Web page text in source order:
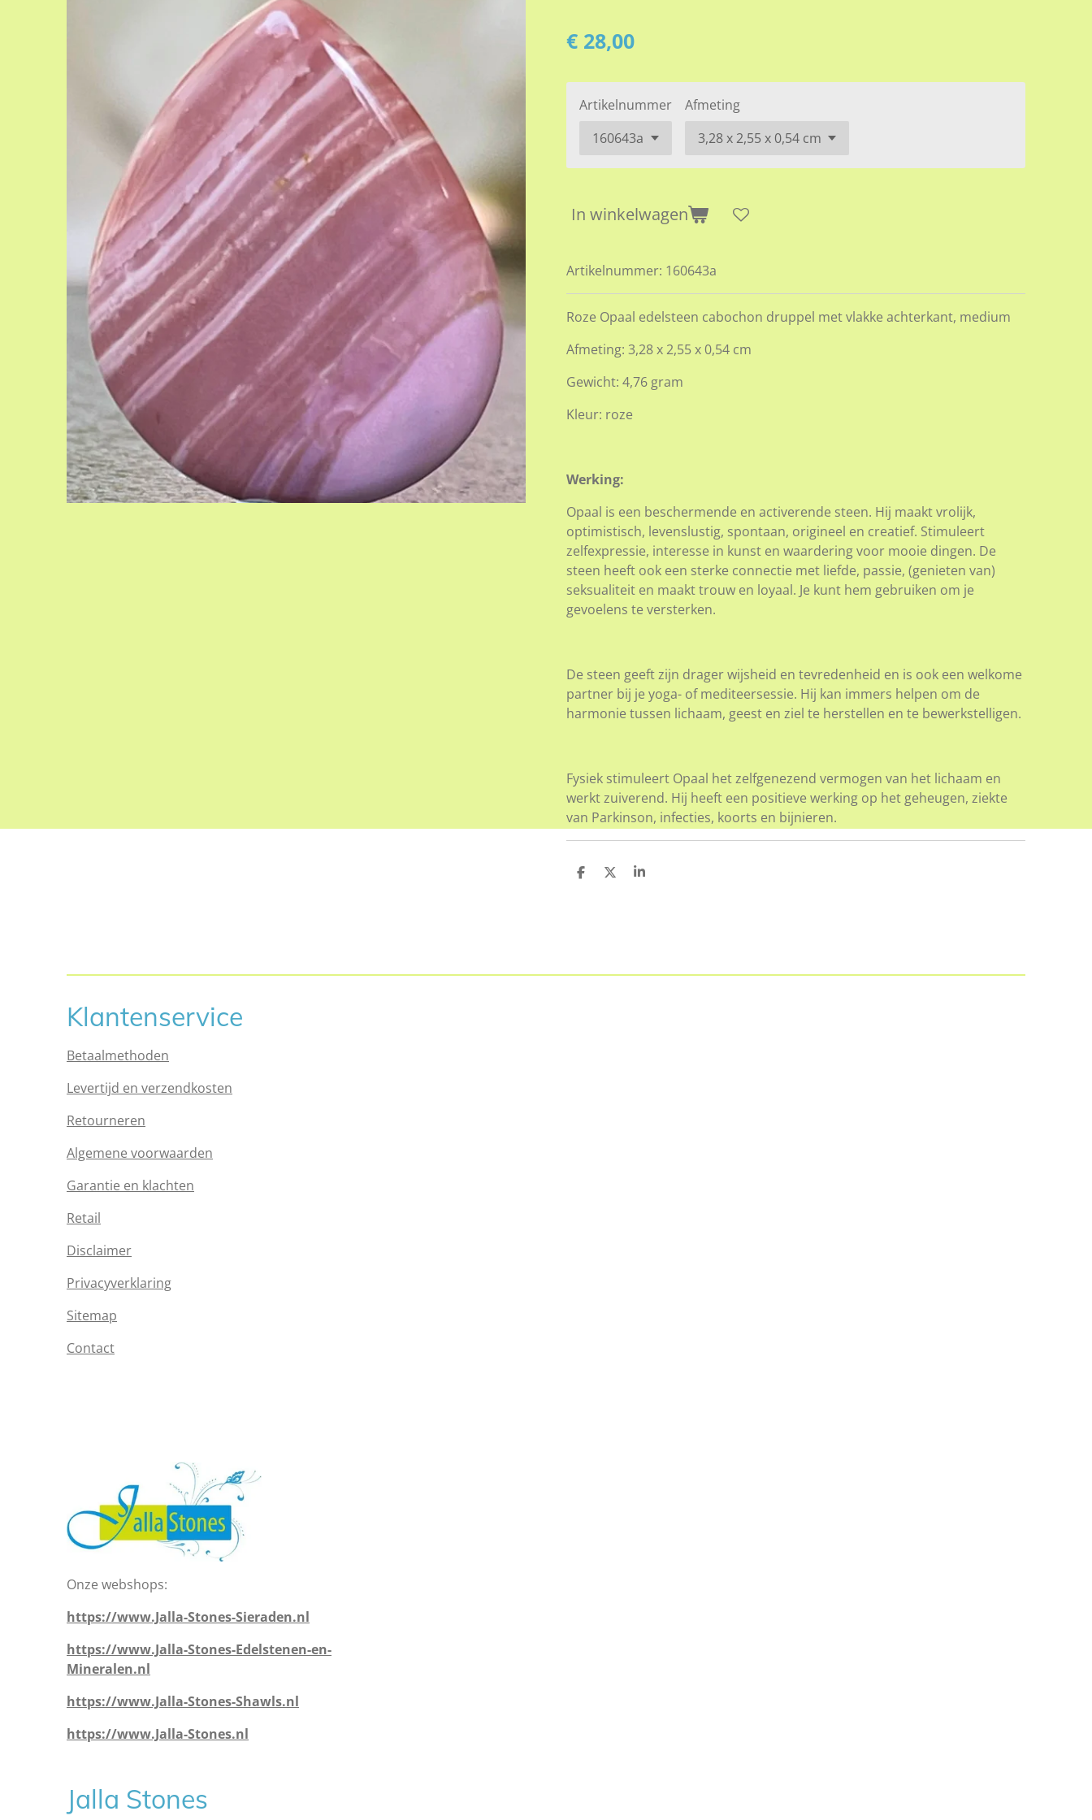
€ 28,00
Artikelnummer Afmeting
In winkelwagen
Artikelnummer: 160643a
Roze Opaal edelsteen cabochon druppel met vlakke achterkant, medium
Afmeting: 3,28 x 2,55 x 0,54 cm
Gewicht: 4,76 gram
Kleur: roze
Werking:
Opaal is een beschermende en activerende steen. Hij maakt vrolijk,
optimistisch, levenslustig, spontaan, origineel en creatief. Stimuleert
zelfexpressie, interesse in kunst en waardering voor mooie dingen. De
steen heeft ook een sterke connectie met liefde, passie, (genieten van)
seksualiteit en maakt trouw en loyaal. Je kunt hem gebruiken om je
gevoelens te versterken.
De steen geeft zijn drager wijsheid en tevredenheid en is ook een welkome
partner bij je yoga- of mediteersessie. Hij kan immers helpen om de
harmonie tussen lichaam, geest en ziel te herstellen en te bewerkstelligen.
Fysiek stimuleert Opaal het zelfgenezend vermogen van het lichaam en
werkt zuiverend. Hij heeft een positieve werking op het geheugen, ziekte
van Parkinson, infecties, koorts en bijnieren.
D
D
S
Klantenservice
Betaalmethoden
Levertijd en verzendkosten
Retourneren
Algemene voorwaarden
Garantie en klachten
Retail
Disclaimer
Privacyverklaring
Sitemap
Contact
Onze webshops:
https://www.Jalla-Stones-Sieraden.nl
https://www.Jalla-Stones-Edelstenen-en-
Mineralen.nl
https://www.Jalla-Stones-Shawls.nl
https://www.Jalla-Stones.nl
Jalla Stones